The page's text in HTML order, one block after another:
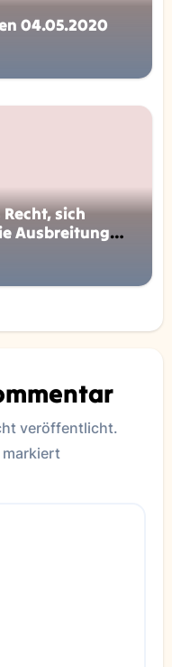
04.05.2020
sich
Ausbreitung
veröffentlicht.
markiert